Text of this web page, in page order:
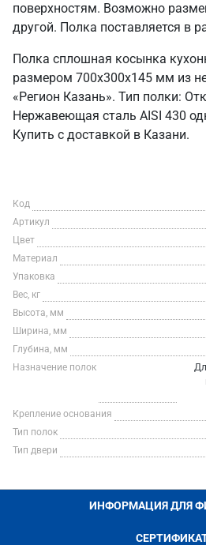
поверхностям. Возможно
другой. Полка поставляется в
Полка сплошная косынка
размером 700х300х145 мм из
«Регион Казань». Тип полки:
Нержавеющая сталь AISI 430
Купить с доставкой в Казани.
Код
Артикул
Цвет
Материал
Упаковка
Вес, кг
Высота, мм
Ширина, мм
Глубина, мм
Назначение полок
Крепление основания
Тип полок
Тип двери
ИНФОРМАЦИЯ ДЛЯ